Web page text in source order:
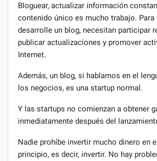
Bloguear, actualizar información
contenido único es mucho trabajo. Para
desarrolle un blog, necesitan participar
publicar actualizaciones y promover
Internet.
Además, un blog, si hablamos en el
los negocios, es una startup normal.
Y las startups no comienzan a obtener
inmediatamente después del
Nadie prohíbe invertir mucho dinero en
principio, es decir, invertir. No hay